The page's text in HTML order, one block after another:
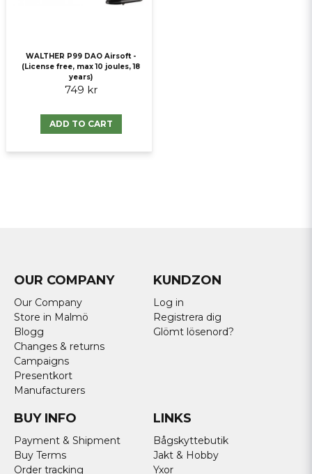
WALTHER P99 DAO Airsoft -
(License free, max 10 joules, 18
years)
749 kr
ADD TO CART
OUR COMPANY
Our Company
Store in Malmö
Blogg
Changes & returns
Campaigns
Presentkort
Manufacturers
KUNDZON
Log in
Registrera dig
Glömt lösenord?
BUY INFO
Payment & Shipment
Buy Terms
Order tracking
LINKS
Bågskyttebutik
Jakt & Hobby
Yxor